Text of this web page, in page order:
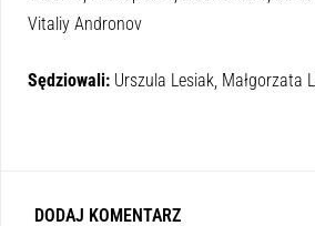
Vitaliy Andronov
Sędziowali: Urszula Lesiak, Małgorzata
DODAJ KOMENTARZ